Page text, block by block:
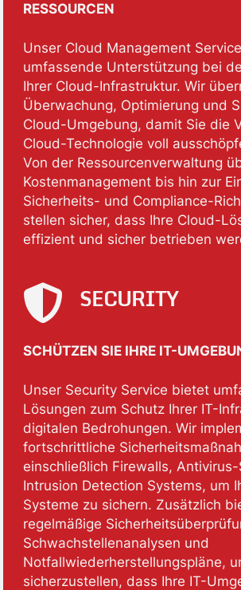
RESSOURCEN
Unser Cloud Management
umfassende Unterstützung bei
Ihrer Cloud-Infrastruktur. Wir
Überwachung, Optimierung und
Cloud-Umgebung, damit Sie die
Cloud-Technologie voll
Von der Ressourcenverwaltung
Kostenmanagement bis hin zur
Sicherheits- und Compliance-
stellen sicher, dass Ihre Cloud-
effizient und sicher betrieben
SECURITY
SCHÜTZEN SIE IHRE IT-
Unser Security Service bietet
Lösungen zum Schutz Ihrer IT-
digitalen Bedrohungen. Wir
fortschrittliche
einschließlich Firewalls,
Intrusion Detection Systems, um
Systeme zu sichern. Zusätzlich
regelmäßige
Schwachstellenanalysen und
Notfallwiederherstellungspläne,
sicherzustellen, dass Ihre IT-